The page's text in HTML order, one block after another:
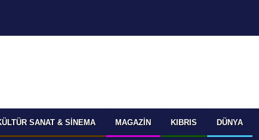
SANAT & SINEMA MAGAZIN KIBRIS DÜNYA